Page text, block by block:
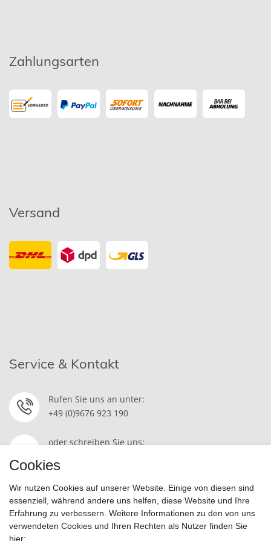
Zahlungsarten
Versand
Service & Kontakt
Rufen Sie uns an unter:
+49 (0)9676 923 190
oder schreiben Sie uns:
Widerrufsrecht | Datenschutzerklärung | AGB | Impressum
Cookies
Wir nutzen Cookies auf unserer Website. Einige von diesen sind
essenziell, während andere uns helfen, diese Website und Ihre
Erfahrung zu verbessern. Weitere Informationen zu den von uns
verwendeten Cookies und Ihren Rechten als Nutzer finden Sie
hier: